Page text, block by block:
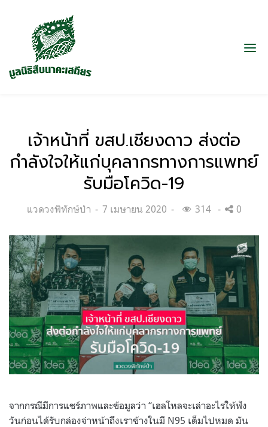
เจ้าหน้าที่ ขสป.เชียงดาว ส่งต่อ
กำลังใจให้แก่บุคลากรทางการแพทย์
รับมือโควิด-19
Categories:
แวดวงพิทักษ์ป่า
Posted
7 เมษายน 2020 314 0
จากกรณีมีการแชร์ภาพและข้อมูลว่า “เฮลโหลจะเล่าอะไรให้ฟัง
วันก่อนได้รับกล่องจ่าหน้าถึงเราข้างในมี N95 เต็มไปหมด มัน